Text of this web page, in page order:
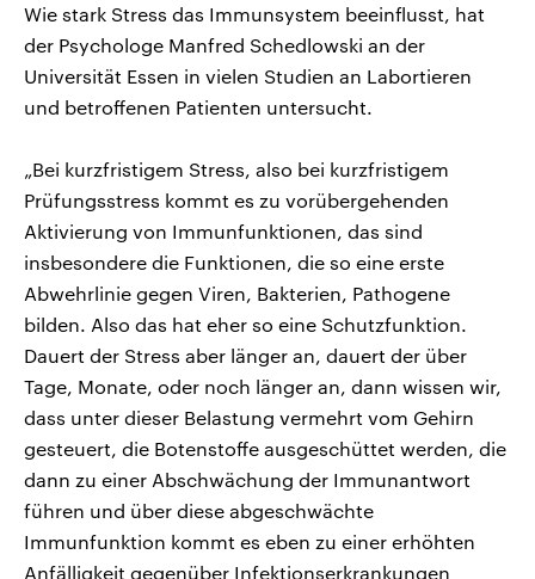
Wie stark Stress das Immunsystem beeinflusst, hat
der Psychologe Manfred Schedlowski an der
Universität Essen in vielen Studien an Labortieren
und betroffenen Patienten untersucht.
„Bei kurzfristigem Stress, also bei kurzfristigem
Prüfungsstress kommt es zu vorübergehenden
Aktivierung von Immunfunktionen, das sind
insbesondere die Funktionen, die so eine erste
Abwehrlinie gegen Viren, Bakterien, Pathogene
bilden. Also das hat eher so eine Schutzfunktion.
Dauert der Stress aber länger an, dauert der über
Tage, Monate, oder noch länger an, dann wissen wir,
dass unter dieser Belastung vermehrt vom Gehirn
gesteuert, die Botenstoffe ausgeschüttet werden, die
dann zu einer Abschwächung der Immunantwort
führen und über diese abgeschwächte
Immunfunktion kommt es eben zu einer erhöhten
Anfälligkeit gegenüber Infektionserkrankungen